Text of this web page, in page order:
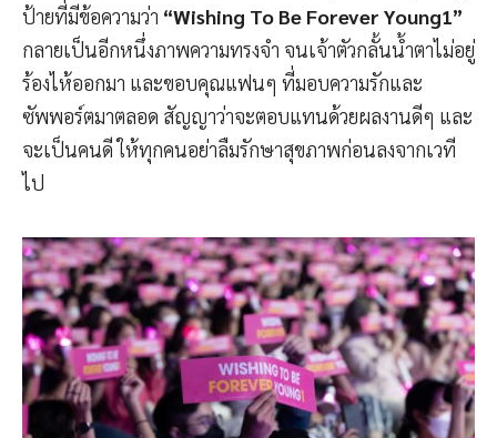
ป้ายที่มีข้อความว่า “Wishing To Be Forever Young1”
กลายเป็นอีกหนึ่งภาพความทรงจำ จนเจ้าตัวกลั้นน้ำตาไม่อยู่
ร้องไห้ออกมา และขอบคุณแฟนๆ ที่มอบความรักและ
ซัพพอร์ตมาตลอด สัญญาว่าจะตอบแทนด้วยผลงานดีๆ และ
จะเป็นคนดี ให้ทุกคนอย่าลืมรักษาสุขภาพก่อนลงจากเวที
ไป